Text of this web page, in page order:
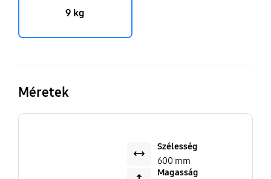
9 kg
Méretek
Szélesség
600 mm
Magasság